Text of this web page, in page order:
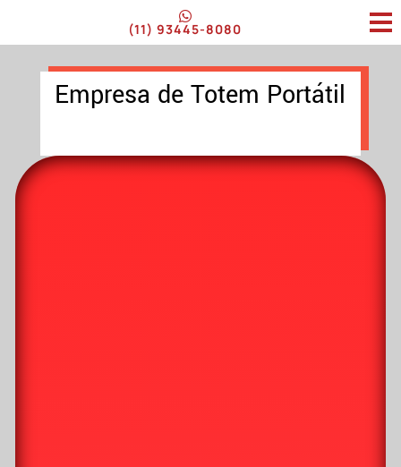
(11) 93445-8080
Empresa de Totem Portátil